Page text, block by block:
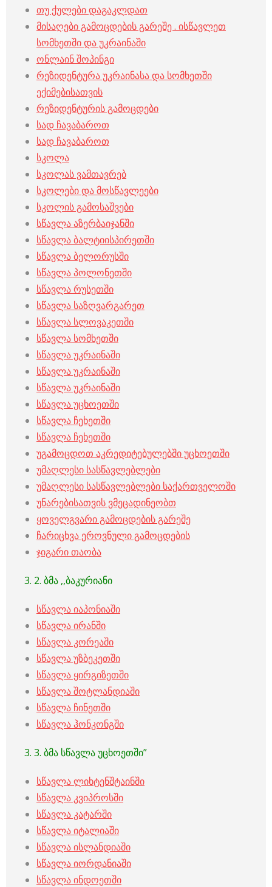
თუ ქულები დაგაკლდათ
მისაღები გამოცდების გარეშე . ისწავლეთ
სომხეთში და უკრაინაში
ონლაინ შოპინგი
რეზიდენტურა უკრაინასა და სომხეთში
ექიმებისათვის
რეზიდენტურის გამოცდები
სად ჩავაბაროთ
სად ჩავაბაროთ
სკოლა
სკოლას ვამთავრებ
სკოლები და მოსწავლეები
სკოლის გამოსაშვები
სწავლა აზერბაიჯანში
სწავლა ბალტიისპირეთში
სწავლა ბელორუსში
სწავლა პოლონეთში
სწავლა რუსეთში
სწავლა საზღვარგარეთ
სწავლა სლოვაკეთში
სწავლა სომხეთში
სწავლა უკრაინაში
სწავლა უკრაინაში
სწავლა უკრაინაში
სწავლა უცხოეთში
სწავლა ჩეხეთში
სწავლა ჩეხეთში
უგამოცდოთ აკრედიტებულებში უცხოეთში
უმაღლესი სასწავლებლები
უმაღლესი სასწავლებლები საქართველოში
უნარებისათვის ვმეცადინეობთ
ყოველგვარი გამოცდების გარეშე
ჩარიცხვა ეროვნული გამოცდების
ჯიგარი თაობა
3. 2. ბმა ,,ბაკურიანი
სწავლა იაპონიაში
სწავლა ირანში
სწავლა კორეაში
სწავლა უზბეკეთში
სწავლა ყირგიზეთში
სწავლა შოტლანდიაში
სწავლა ჩინეთში
სწავლა ჰონკონგში
3. 3. ბმა სწავლა უცხოეთში”
სწავლა ლიხტენშტაინში
სწავლა კვიპროსში
სწავლა კატარში
სწავლა იტალიაში
სწავლა ისლანდიაში
სწავლა იორდანიაში
სწავლა ინდოეთში